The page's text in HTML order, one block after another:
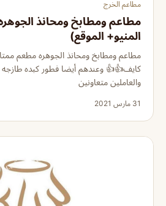
مطاعم الخرج
مطاعم ومطابخ ومحانذ
المنيو+ الموقع)
مطاعم ومطابخ ومحانذ الجوهره مطعم
كايف👍👍 وعندهم أيضا فطور كبده طازجه
والعاملين متعاونين
31 مارس 2021